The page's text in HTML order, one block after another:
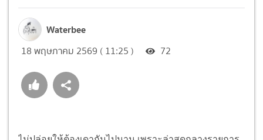
Waterbee
18 พฤษภาคม 2569 ( 11:25 ) 72